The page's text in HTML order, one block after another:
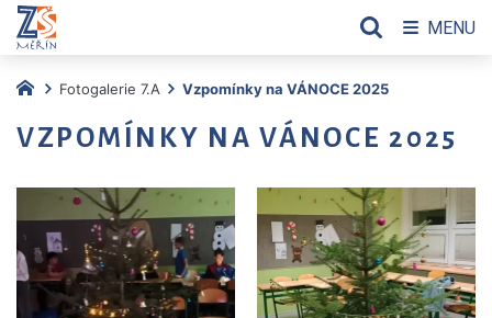
Fotogalerie 7.A Vzpomínky na VÁNOCE 2025
VZPOMÍNKY NA VÁNOCE 2025
MENU